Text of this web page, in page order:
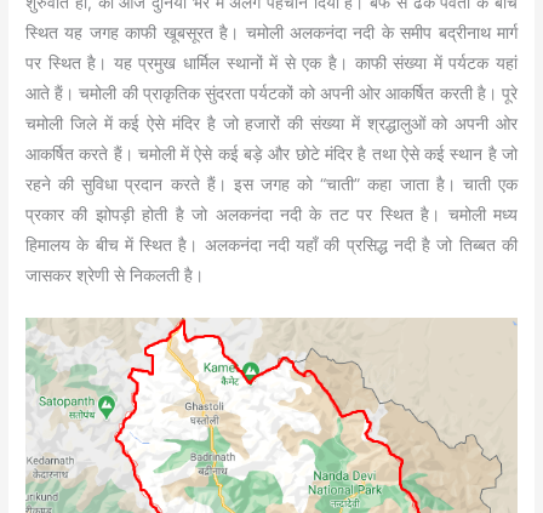
स्थित यह जगह काफी खूबसूरत है। चमोली अलकनंदा नदी के समीप बद्रीनाथ मार्ग
पर स्थित है। यह प्रमुख धार्मिल स्थानों में से एक है। काफी संख्या में पर्यटक यहां
आते हैं। चमोली की प्राकृतिक सुंदरता पर्यटकों को अपनी ओर आकर्षित करती है। पूरे
चमोली जिले में कई ऐसे मंदिर है जो हजारों की संख्या में श्रद्धालुओं को अपनी ओर
आकर्षित करते हैं। चमोली में ऐसे कई बड़े और छोटे मंदिर है तथा ऐसे कई स्थान है जो
रहने की सुविधा प्रदान करते हैं। इस जगह को “चाती” कहा जाता है। चाती एक
प्रकार की झोपड़ी होती है जो अलकनंदा नदी के तट पर स्थित है। चमोली मध्य
हिमालय के बीच में स्थित है। अलकनंदा नदी यहाँ की प्रसिद्ध नदी है जो तिब्बत की
जासकर श्रेणी से निकलती है।